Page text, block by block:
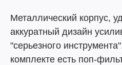
Металлический корпус,
аккуратный дизайн
"серьезного
комплекте есть поп-